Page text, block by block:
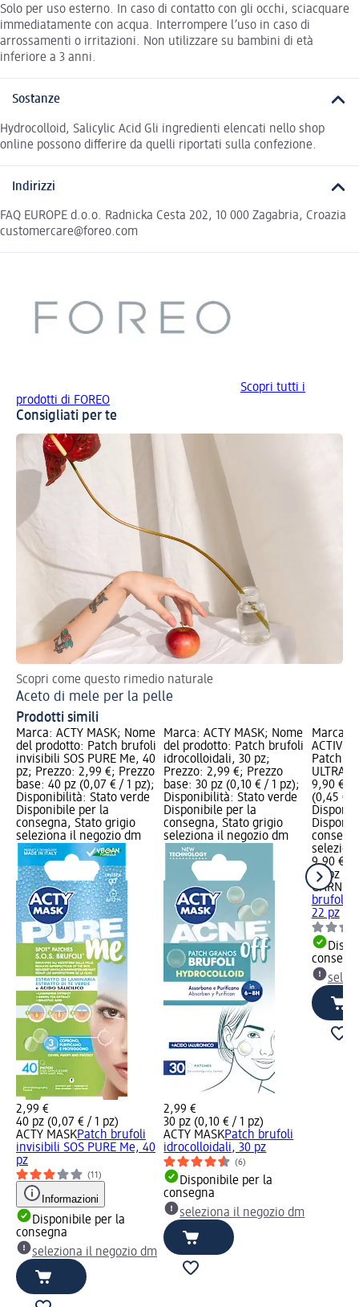
Solo per uso esterno. In caso di contatto con gli occhi, sciacquare
immediatamente con acqua. Interrompere l’uso in caso di
arrossamenti o irritazioni. Non utilizzare su bambini di età
inferiore a 3 anni.
Sostanze
Hydrocolloid, Salicylic Acid Gli ingredienti elencati nello shop
online possono differire da quelli riportati sulla confezione.
Indirizzi
FAQ EUROPE d.o.o. Radnicka Cesta 202, 10 000 Zagabria, Croazia
customercare@foreo.com
Scopri tutti i
prodotti di FOREO
Consigliati per te
Scopri come questo rimedio naturale
Aceto di mele per la pelle
Prodotti simili
Marca: ACTY MASK; Nome
del prodotto: Patch brufoli
invisibili SOS PURE Me, 40
pz; Prezzo: 2,99 €; Prezzo
base: 40 pz (0,07 € / 1 pz);
Disponibilità: Stato verde
Disponibile per la
consegna, Stato grigio
seleziona il negozio dm
2,99 €
40 pz (0,07 € / 1 pz)
ACTY MASKPatch brufoli
invisibili SOS PURE Me, 40
pz
(11)
Informazioni
Disponibile per la
consegna
seleziona il negozio dm
Marca: ACTY MASK; Nome
del prodotto: Patch brufoli
idrocolloidali, 30 pz;
Prezzo: 2,99 €; Prezzo
base: 30 pz (0,10 € / 1 pz);
Disponibilità: Stato verde
Disponibile per la
consegna, Stato grigio
seleziona il negozio dm
2,99 €
30 pz (0,10 € / 1 pz)
ACTY MASKPatch brufoli
idrocolloidali, 30 pz
(6)
Disponibile per la
consegna
seleziona il negozio dm
Marca:
Patch
ULTRA,
9,90 €;
(0,45 € /
9,90 €
22 pz
brufoli
22 pz